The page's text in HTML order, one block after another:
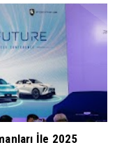
İle 2025